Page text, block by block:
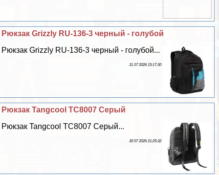
Рюкзак Grizzly RU-136-3 черный - гoлyбой
Рюкзак Grizzly RU-136-3 черный - гoлyбой...
31 07 2026 15:17:30
Рюкзак Tangcool TC8007 Серый
Рюкзак Tangcool TC8007 Серый...
30 07 2026 21:25:32